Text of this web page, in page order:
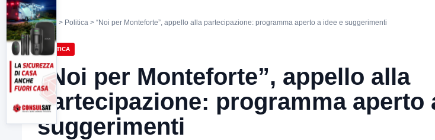
Home > Politica > “Noi per Monteforte”, appello alla partecipazione: programma aperto a idee e suggerimenti
POLITICA
“Noi per Monteforte”, appello alla
partecipazione: programma aperto
suggerimenti